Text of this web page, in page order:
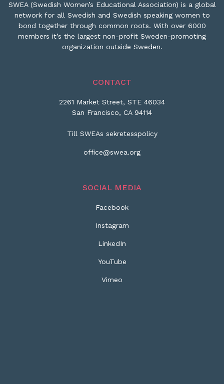
SWEA (Swedish Women’s Educational Association) is a global
network for all Swedish and Swedish speaking women to
bond together through common roots. With over 6000
members it’s the largest non-profit Sweden-promoting
organization outside Sweden.
CONTACT
2261 Market Street, STE 46034
San Francisco, CA 94114
Till SWEAs sekretesspolicy
office@swea.org
SOCIAL MEDIA
Facebook
Instagram
LinkedIn
YouTube
Vimeo